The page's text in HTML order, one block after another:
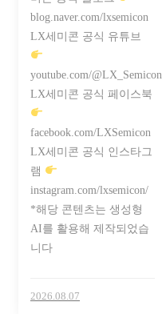
blog.naver.com/lxsemicon
LX세미콘 공식 유튜브
youtube.com/@LX_Semicon
LX세미콘 공식 페이스북
facebook.com/LXSemicon
LX세미콘 공식 인스타그
램
instagram.com/lxsemicon/
*해당 콘텐츠는 생성형
AI를 활용해 제작되었습
니다
2026.08.07